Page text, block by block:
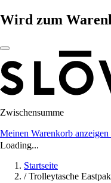
Wird zum
Zwischensumme
Meinen Warenkorb anzeigen
Loading...
Startseite
/ Trolleytasche